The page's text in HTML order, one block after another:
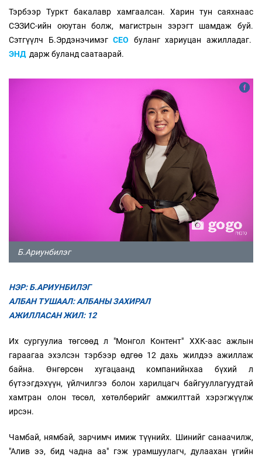
Тэрбээр Туркт бакалавр хамгаалсан. Харин тун саяхнаас
СЭЗИС-ийн оюутан болж, магистрын зэрэгт шамдаж буй.
Сэтгүүлч Б.ЭрдэнэчимэгСЕО буланг хариуцан ажилладаг.
ЭНД дарж буланд саатаарай.
Б.Ариунбилэг
НЭР: Б.АРИУНБИЛЭГ
АЛБАН ТУШААЛ: АЛБАНЫ ЗАХИРАЛ
АЖИЛЛАСАН ЖИЛ: 12
Их сургуулиа төгсөөд л "Монгол Контент" ХХК-аас ажлын
гараагаа эхэлсэн тэрбээр өдгөө 12 дахь жилдээ ажиллаж
байна. Өнгөрсөн хугацаанд компанийнхаа бүхий л
бүтээгдэхүүн, үйлчилгээ болон харилцагч байгууллагуудтай
хамтран олон төсөл, хөтөлбөрийг амжилттай хэрэгжүүлж
ирсэн.
Чамбай, нямбай, зарчимч имиж түүнийх. Шинийг санаачилж,
"Алив ээ, бид чадна аа" гэж урамшуулагч, дулаахан үгийн